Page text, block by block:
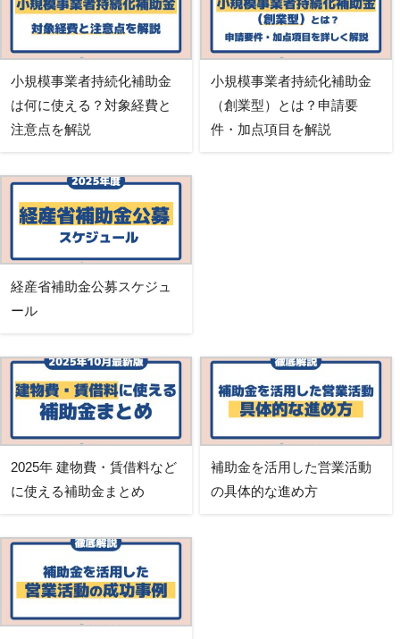
小規模事業者持続化補助金
は何に使える？対象経費と
注意点を解説
小規模事業者持続化補助金
（創業型）とは？申請要
件・加点項目を解説
経産省補助金公募スケジュ
ール
2025年 建物費・賃借料など
に使える補助金まとめ
補助金を活用した営業活動
の具体的な進め方